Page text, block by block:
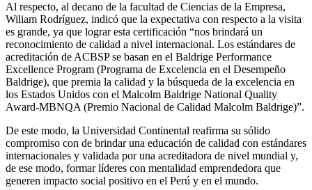
Al respecto, al decano de la facultad de Ciencias de la Empresa,
Wiliam Rodríguez, indicó que la expectativa con respecto a la visita
es grande, ya que lograr esta certificación “nos brindará un
reconocimiento de calidad a nivel internacional. Los estándares de
acreditación de ACBSP se basan en el Baldrige Performance
Excellence Program (Programa de Excelencia en el Desempeño
Baldrige), que premia la calidad y la búsqueda de la excelencia en
los Estados Unidos con el Malcolm Baldrige National Quality
Award-MBNQA (Premio Nacional de Calidad Malcolm Baldrige)”.
De este modo, la Universidad Continental reafirma su sólido
compromiso con de brindar una educación de calidad con estándares
internacionales y validada por una acreditadora de nivel mundial y,
de ese modo, formar líderes con mentalidad emprendedora que
generen impacto social positivo en el Perú y en el mundo.